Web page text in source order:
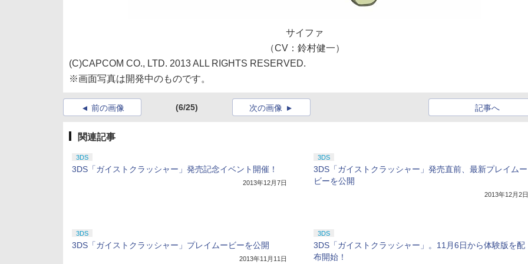
サイファ
（CV：鈴村健一）
(C)CAPCOM CO., LTD. 2013 ALL RIGHTS RESERVED.
※画面写真は開発中のものです。
前の画像 (6/25) 記事へ
次の画像
関連記事
3DS
3DS「ガイストクラッシャー」発売記念イベント開催！
2013年12月7日
3DS
3DS「ガイストクラッシャー」発売直前、最新プレイムー
ビーを公開
2013年12月2日
3DS
3DS「ガイストクラッシャー」プレイムービーを公開
2013年11月11日
3DS
3DS「ガイストクラッシャー」。11月6日から体験版を配
布開始！